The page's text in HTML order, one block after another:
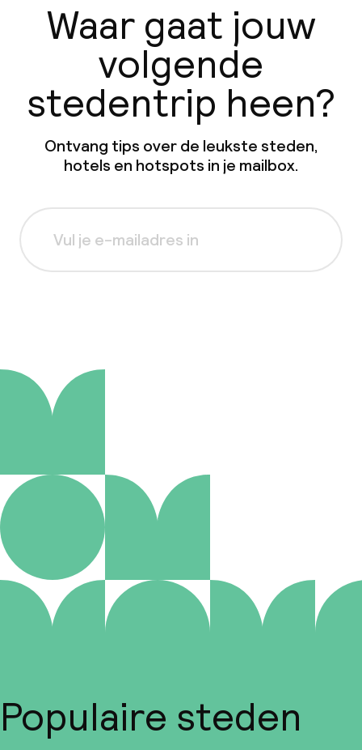
Waar gaat jouw
volgende
stedentrip heen?
Ontvang tips over de leukste steden,
hotels en hotspots in je mailbox.
Populaire steden